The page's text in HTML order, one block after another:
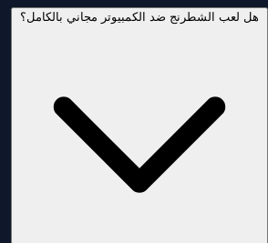
هل لعب الشطرنج ضد الكمبيوتر مجاني بالكامل؟